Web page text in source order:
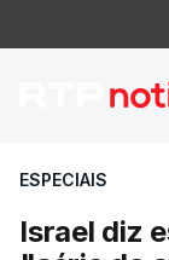
Israel
ESPECIAIS
Israel diz